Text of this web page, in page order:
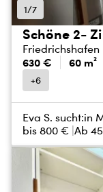
1/7
Schöne 2-
Friedrichshafen
630 € 60 m²
+6
Eva S. sucht:in
bis 800 € Ab